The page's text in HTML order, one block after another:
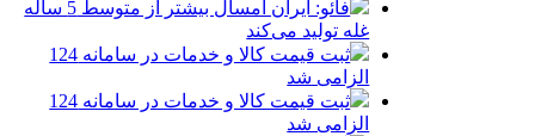
فائو: ایران امسال بیشتر از متوسط 5 ساله
غله تولید می‌کند
ثبت قیمت کالا و خدمات در سامانه 124
الزامی شد
ثبت قیمت کالا و خدمات در سامانه 124
الزامی شد